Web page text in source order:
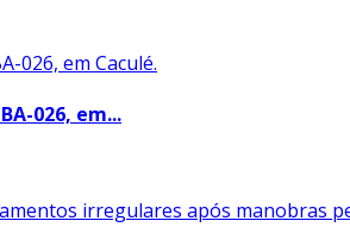
026, em...